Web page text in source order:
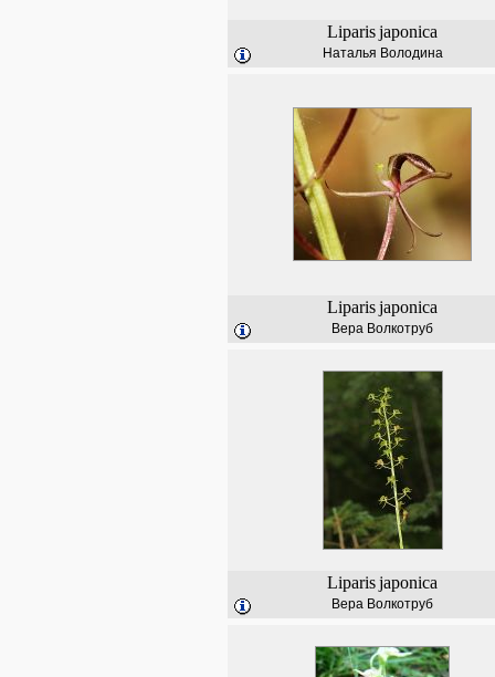
Liparisjaponica
Наталья Володина
Liparisjaponica
Вера Волкотруб
Liparisjaponica
Вера Волкотруб